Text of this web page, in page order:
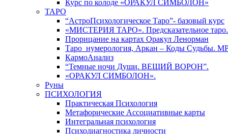
Курс по колоде «ОРАКУЛ СИМБОЛОН»
ТАРО
“АстроПсихологическое Таро”- базовый курс
«МИСТЕРИЯ ТАРО». Предсказательное таро.
Прорицание на картах Оракул Ленорман
Таро_нумерология, Аркан – Коды Судьбы.
КармоАнализ
“Темные ночи Души. ВЕЩИЙ ВОРОН”.
«ОРАКУЛ СИМБОЛОН».
Руны
ПСИХОЛОГИЯ
Практическая Психология
Метафорические Ассоциативные карты
Интегральная психология
Психодиагностика личности